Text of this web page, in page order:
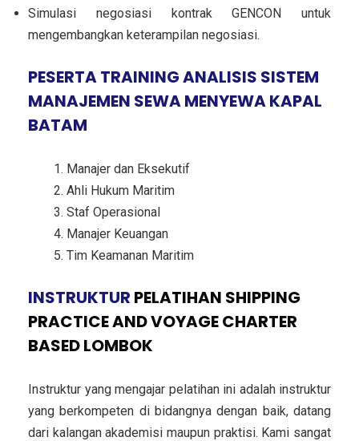
Simulasi negosiasi kontrak GENCON untuk
mengembangkan keterampilan negosiasi.
PESERTA TRAINING ANALISIS SISTEM
MANAJEMEN SEWA MENYEWA KAPAL
BATAM
Manajer dan Eksekutif
Ahli Hukum Maritim
Staf Operasional
Manajer Keuangan
Tim Keamanan Maritim
INSTRUKTUR PELATIHAN SHIPPING
PRACTICE AND VOYAGE CHARTER
BASED LOMBOK
Instruktur yang mengajar pelatihan ini adalah instruktur
yang berkompeten di bidangnya dengan baik, datang
dari kalangan akademisi maupun praktisi. Kami sangat